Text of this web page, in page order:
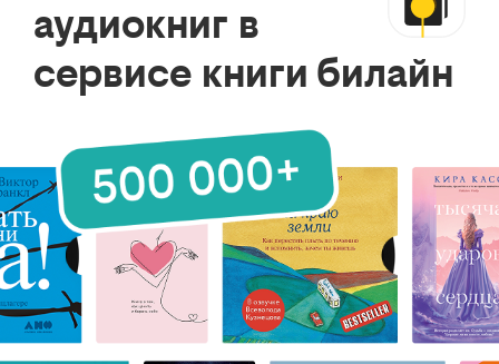
аудиокниг в
сервисе книги билайн